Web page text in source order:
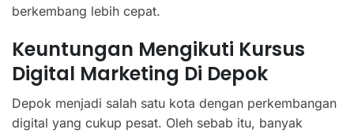
berkembang lebih cepat.
Keuntungan Mengikuti Kursus
Digital Marketing Di Depok
Depok menjadi salah satu kota dengan perkembangan
digital yang cukup pesat. Oleh sebab itu, banyak